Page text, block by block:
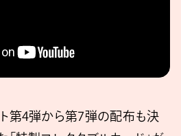
第4弾から第7弾の配布も決